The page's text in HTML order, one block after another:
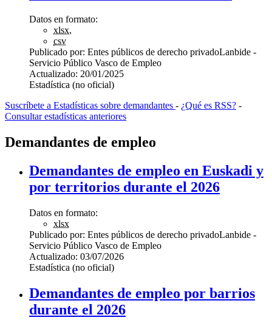
Datos en formato:
xlsx,
csv
Publicado por: Entes públicos de derecho privadoLanbide -
Servicio Público Vasco de Empleo
Actualizado: 20/01/2025
Estadística (no oficial)
Suscríbete a Estadísticas sobre demandantes - ¿Qué es RSS? -
Consultar estadísticas anteriores
Demandantes de empleo
Demandantes de empleo en Euskadi y
por territorios durante el 2026
Datos en formato:
xlsx
Publicado por: Entes públicos de derecho privadoLanbide -
Servicio Público Vasco de Empleo
Actualizado: 03/07/2026
Estadística (no oficial)
Demandantes de empleo por barrios
durante el 2026